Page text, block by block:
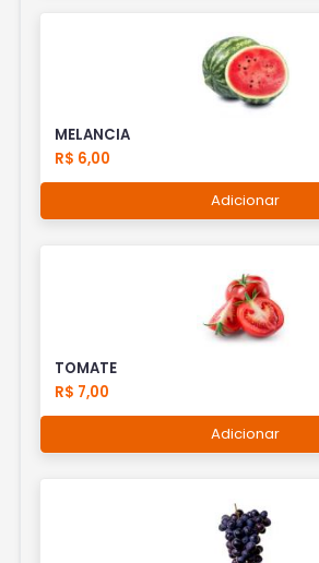
MELANCIA
R$ 6,00
Adicionar
TOMATE
R$ 7,00
Adicionar